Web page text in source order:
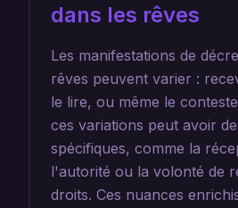
dans les rêves
Les manifestations de
rêves peuvent varier :
le lire, ou même le
ces variations peut avoir
spécifiques, comme la
l'autorité ou la volonté de
droits. Ces nuances